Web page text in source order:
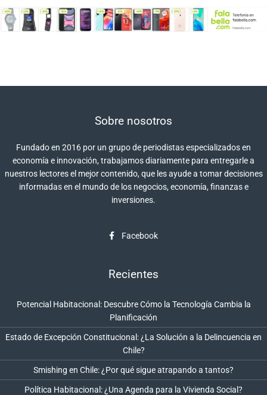
Sobre nosotros
Fundado en 2016 por un grupo de periodistas especializados en
economía e innovación, trabajamos diariamente para entregarle a
nuestros lectores el mejor contenido, que les ayude a tomar decisiones
informadas en el mundo de los negocios, economía, finanzas e
inversiones.
Facebook
Recientes
Potencial Habitacional: Descubre Cómo la Tecnología Cambia la
Planificación
Estado de Excepción Constitucional: ¿La Solución a la Delincuencia en
Chile?
Smishing en Chile: ¿Por qué sigue atrapando a tantos?
Política Habitacional: ¿Una Agenda para la Vivienda Social?